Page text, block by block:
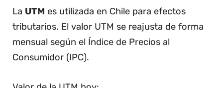
La UTM es utilizada en Chile para efectos
tributarios. El valor UTM se reajusta de forma
mensual según el Índice de Precios al
Consumidor (IPC).